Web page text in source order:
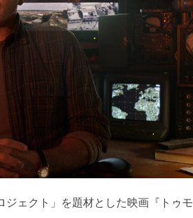
ェクト」を題材とした映画『トゥモ